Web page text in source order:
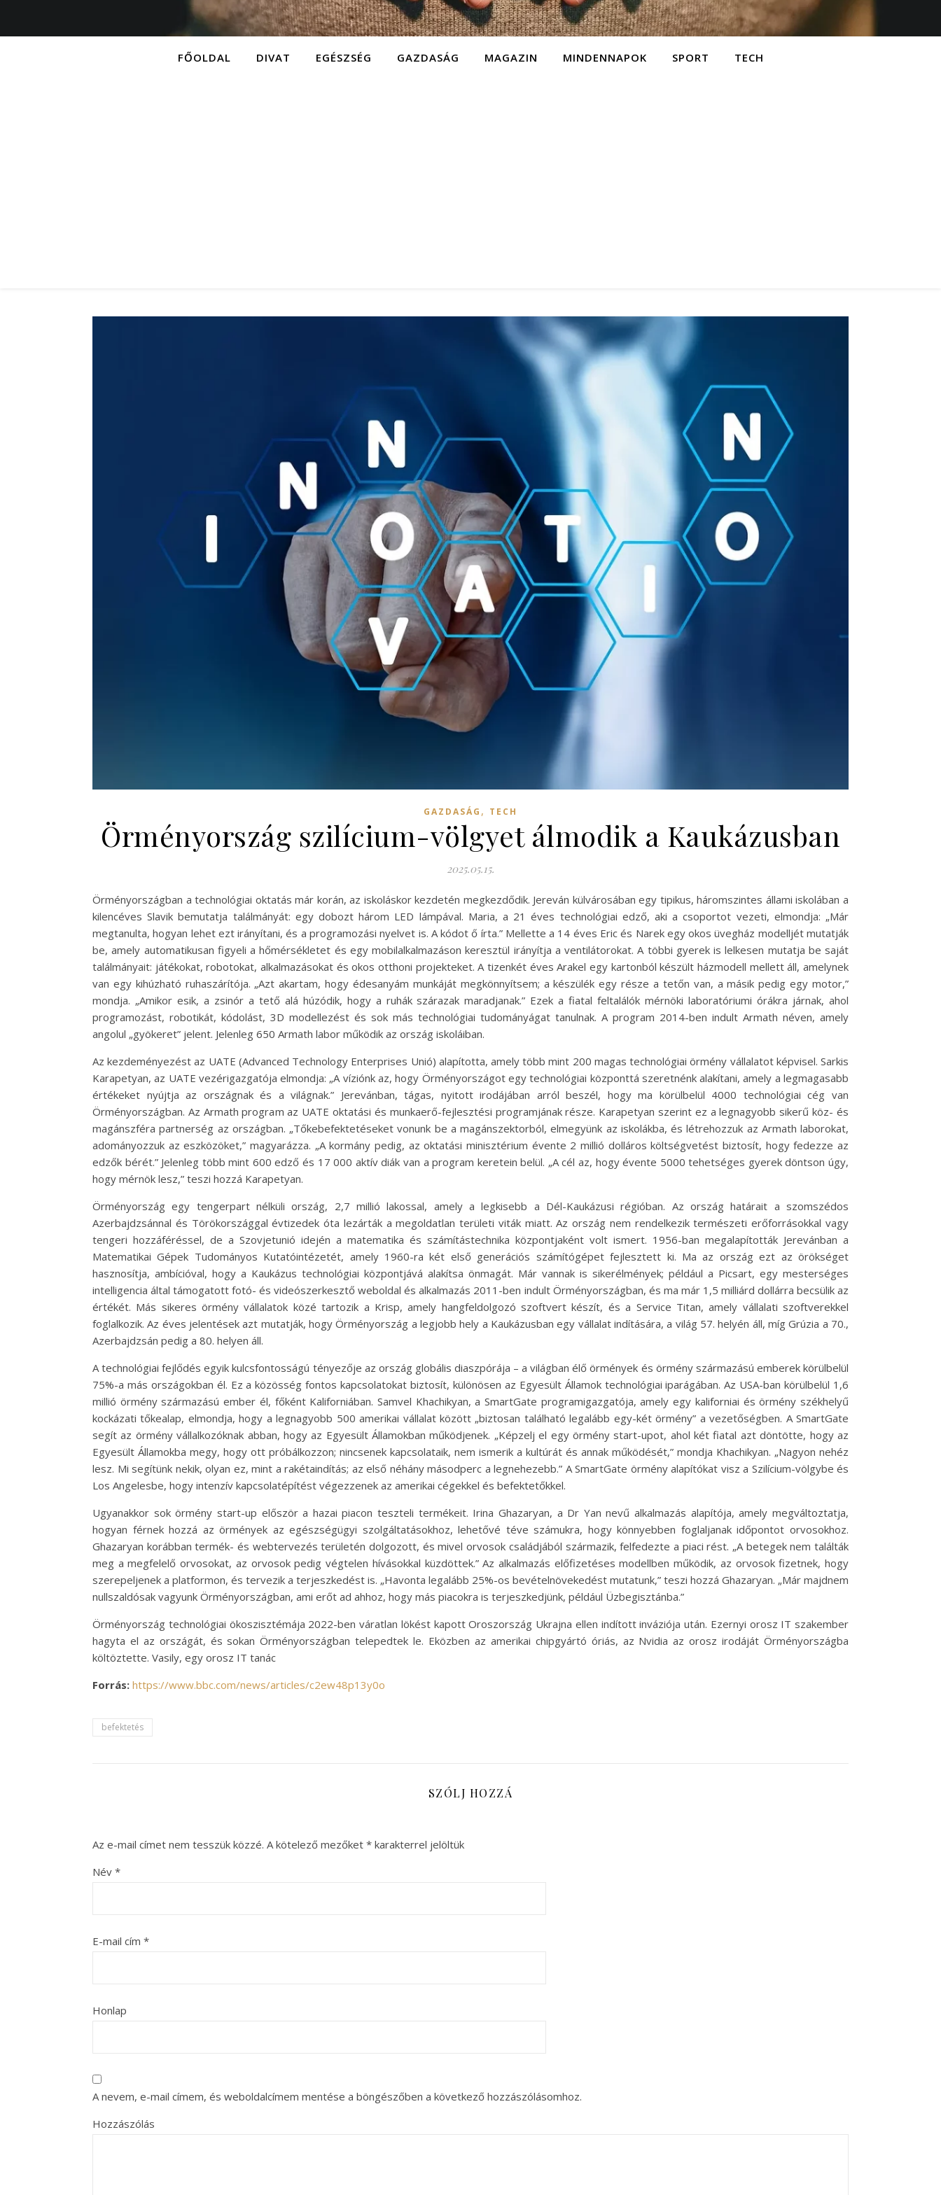
FŐOLDAL DIVAT EGÉSZSÉG GAZDASÁG MAGAZIN MINDENNAPOK SPORT TECH
GAZDASÁG , TECH
Örményország szilícium-völgyet álmodik a Kaukázusban
2025.05.15.
Örményországban a technológiai oktatás már korán, az iskoláskor kezdetén megkezdődik. Jereván külvárosában egy tipikus, háromszintes állami iskolában a
kilencéves Slavik bemutatja találmányát: egy dobozt három LED lámpával. Maria, a 21 éves technológiai edző, aki a csoportot vezeti, elmondja: „Már
megtanulta, hogyan lehet ezt irányítani, és a programozási nyelvet is. A kódot ő írta.” Mellette a 14 éves Eric és Narek egy okos üvegház modelljét mutatják
be, amely automatikusan figyeli a hőmérsékletet és egy mobilalkalmazáson keresztül irányítja a ventilátorokat. A többi gyerek is lelkesen mutatja be saját
találmányait: játékokat, robotokat, alkalmazásokat és okos otthoni projekteket. A tizenkét éves Arakel egy kartonból készült házmodell mellett áll, amelynek
van egy kihúzható ruhaszárítója. „Azt akartam, hogy édesanyám munkáját megkönnyítsem; a készülék egy része a tetőn van, a másik pedig egy motor,”
mondja. „Amikor esik, a zsinór a tető alá húzódik, hogy a ruhák szárazak maradjanak.” Ezek a fiatal feltalálók mérnöki laboratóriumi órákra járnak, ahol
programozást, robotikát, kódolást, 3D modellezést és sok más technológiai tudományágat tanulnak. A program 2014-ben indult Armath néven, amely
angolul „gyökeret” jelent. Jelenleg 650 Armath labor működik az ország iskoláiban.
Az kezdeményezést az UATE (Advanced Technology Enterprises Unió) alapította, amely több mint 200 magas technológiai örmény vállalatot képvisel. Sarkis
Karapetyan, az UATE vezérigazgatója elmondja: „A víziónk az, hogy Örményországot egy technológiai központtá szeretnénk alakítani, amely a legmagasabb
értékeket nyújtja az országnak és a világnak.” Jerevánban, tágas, nyitott irodájában arról beszél, hogy ma körülbelül 4000 technológiai cég van
Örményországban. Az Armath program az UATE oktatási és munkaerő-fejlesztési programjának része. Karapetyan szerint ez a legnagyobb sikerű köz- és
magánszféra partnerség az országban. „Tőkebefektetéseket vonunk be a magánszektorból, elmegyünk az iskolákba, és létrehozzuk az Armath laborokat,
adományozzuk az eszközöket,” magyarázza. „A kormány pedig, az oktatási minisztérium évente 2 millió dolláros költségvetést biztosít, hogy fedezze az
edzők bérét.” Jelenleg több mint 600 edző és 17 000 aktív diák van a program keretein belül. „A cél az, hogy évente 5000 tehetséges gyerek döntson úgy,
hogy mérnök lesz,” teszi hozzá Karapetyan.
Örményország egy tengerpart nélküli ország, 2,7 millió lakossal, amely a legkisebb a Dél-Kaukázusi régióban. Az ország határait a szomszédos
Azerbajdzsánnal és Törökországgal évtizedek óta lezárták a megoldatlan területi viták miatt. Az ország nem rendelkezik természeti erőforrásokkal vagy
tengeri hozzáféréssel, de a Szovjetunió idején a matematika és számítástechnika központjaként volt ismert. 1956-ban megalapították Jerevánban a
Matematikai Gépek Tudományos Kutatóintézetét, amely 1960-ra két első generációs számítógépet fejlesztett ki. Ma az ország ezt az örökséget
hasznosítja, ambícióval, hogy a Kaukázus technológiai központjává alakítsa önmagát. Már vannak is sikerélmények; például a Picsart, egy mesterséges
intelligencia által támogatott fotó- és videószerkesztő weboldal és alkalmazás 2011-ben indult Örményországban, és ma már 1,5 milliárd dollárra becsülik az
értékét. Más sikeres örmény vállalatok közé tartozik a Krisp, amely hangfeldolgozó szoftvert készít, és a Service Titan, amely vállalati szoftverekkel
foglalkozik. Az éves jelentések azt mutatják, hogy Örményország a legjobb hely a Kaukázusban egy vállalat indítására, a világ 57. helyén áll, míg Grúzia a 70.,
Azerbajdzsán pedig a 80. helyen áll.
A technológiai fejlődés egyik kulcsfontosságú tényezője az ország globális diaszpórája – a világban élő örmények és örmény származású emberek körülbelül
75%-a más országokban él. Ez a közösség fontos kapcsolatokat biztosít, különösen az Egyesült Államok technológiai iparágában. Az USA-ban körülbelül 1,6
millió örmény származású ember él, főként Kaliforniában. Samvel Khachikyan, a SmartGate programigazgatója, amely egy kaliforniai és örmény székhelyű
kockázati tőkealap, elmondja, hogy a legnagyobb 500 amerikai vállalat között „biztosan található legalább egy-két örmény” a vezetőségben. A SmartGate
segít az örmény vállalkozóknak abban, hogy az Egyesült Államokban működjenek. „Képzelj el egy örmény start-upot, ahol két fiatal azt döntötte, hogy az
Egyesült Államokba megy, hogy ott próbálkozzon; nincsenek kapcsolataik, nem ismerik a kultúrát és annak működését,” mondja Khachikyan. „Nagyon nehéz
lesz. Mi segítünk nekik, olyan ez, mint a rakétaindítás; az első néhány másodperc a legnehezebb.” A SmartGate örmény alapítókat visz a Szilícium-völgybe és
Los Angelesbe, hogy intenzív kapcsolatépítést végezzenek az amerikai cégekkel és befektetőkkel.
Ugyanakkor sok örmény start-up először a hazai piacon teszteli termékeit. Irina Ghazaryan, a Dr Yan nevű alkalmazás alapítója, amely megváltoztatja,
hogyan férnek hozzá az örmények az egészségügyi szolgáltatásokhoz, lehetővé téve számukra, hogy könnyebben foglaljanak időpontot orvosokhoz.
Ghazaryan korábban termék- és webtervezés területén dolgozott, és mivel orvosok családjából származik, felfedezte a piaci rést. „A betegek nem találták
meg a megfelelő orvosokat, az orvosok pedig végtelen hívásokkal küzdöttek.” Az alkalmazás előfizetéses modellben működik, az orvosok fizetnek, hogy
szerepeljenek a platformon, és tervezik a terjeszkedést is. „Havonta legalább 25%-os bevételnövekedést mutatunk,” teszi hozzá Ghazaryan. „Már majdnem
nullszaldósak vagyunk Örményországban, ami erőt ad ahhoz, hogy más piacokra is terjeszkedjünk, például Üzbegisztánba.”
Örményország technológiai ökoszisztémája 2022-ben váratlan lökést kapott Oroszország Ukrajna ellen indított inváziója után. Ezernyi orosz IT szakember
hagyta el az országát, és sokan Örményországban telepedtek le. Eközben az amerikai chipgyártó óriás, az Nvidia az orosz irodáját Örményországba
költöztette. Vasily, egy orosz IT tanác
Forrás: https://www.bbc.com/news/articles/c2ew48p13y0o
befektetés
SZÓLJ HOZZÁ
Az e-mail címet nem tesszük közzé. A kötelező mezőket * karakterrel jelöltük
Név *
E-mail cím *
Honlap
A nevem, e-mail címem, és weboldalcímem mentése a böngészőben a következő hozzászólásomhoz.
Hozzászólás